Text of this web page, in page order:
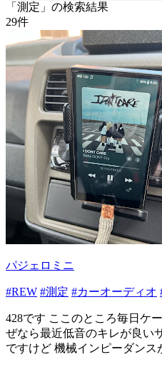
「測定」の検索結果
29件
パジェロミニ
#REW #測定 #カーオーディオ
428です ここのところ毎日ケ
ぜなら最近低音のキレが良い
ですけど 機械インピーダンス